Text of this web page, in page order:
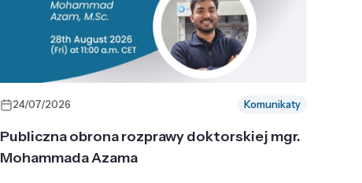
24/07/2026 Komunikaty
Publiczna obrona rozprawy doktorskiej mgr.
Mohammada Azama